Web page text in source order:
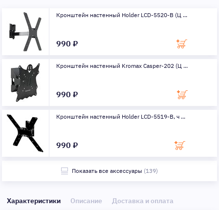
Кронштейн настенный Holder LCD-5520-B (Ц ...
990 ₽
Кронштейн настенный Kromax Casper-202 (Ц ...
990 ₽
Кронштейн настенный Holder LCD-5519-B, ч ...
990 ₽
Показать все аксессуары (139)
Характеристики Описание Доставка и оплата